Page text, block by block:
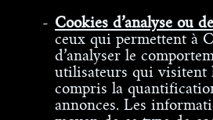
Cookies d’analyse ou
ceux qui permettent à
d’analyser le
utilisateurs qui visitent
compris la
annonces. Les